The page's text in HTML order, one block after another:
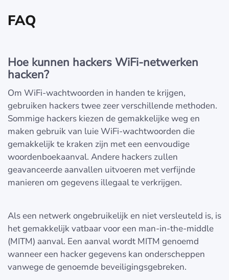
FAQ
Hoe kunnen hackers WiFi-netwerken
hacken?
Om WiFi-wachtwoorden in handen te krijgen,
gebruiken hackers twee zeer verschillende methoden.
Sommige hackers kiezen de gemakkelijke weg en
maken gebruik van luie WiFi-wachtwoorden die
gemakkelijk te kraken zijn met een eenvoudige
woordenboekaanval. Andere hackers zullen
geavanceerde aanvallen uitvoeren met verfijnde
manieren om gegevens illegaal te verkrijgen.
Als een netwerk ongebruikelijk en niet versleuteld is, is
het gemakkelijk vatbaar voor een man-in-the-middle
(MITM) aanval. Een aanval wordt MITM genoemd
wanneer een hacker gegevens kan onderscheppen
vanwege de genoemde beveiligingsgebreken.